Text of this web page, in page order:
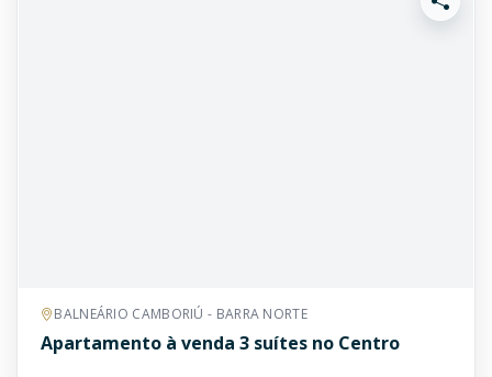
BALNEÁRIO CAMBORIÚ - BARRA NORTE
Apartamento à venda 3 suítes no Centro